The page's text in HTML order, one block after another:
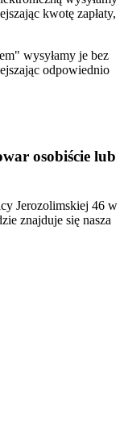
kwotę zapłaty,
wysyłamy je bez
odpowiednio
osobiście lub
Jerozolimskiej 46 w
znajduje się nasza